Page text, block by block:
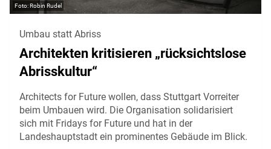
Robin Rudel
Umbau statt Abriss
Architekten kritisieren „rücksichtslose
Abrisskultur“
Architects for Future wollen, dass Stuttgart Vorreiter
beim Umbauen wird. Die Organisation solidarisiert
sich mit Fridays for Future und hat in der
Landeshauptstadt ein prominentes Gebäude im Blick.